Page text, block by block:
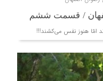
/ قسمت ششم
امّا هنوز نفس می‌کشند!!!